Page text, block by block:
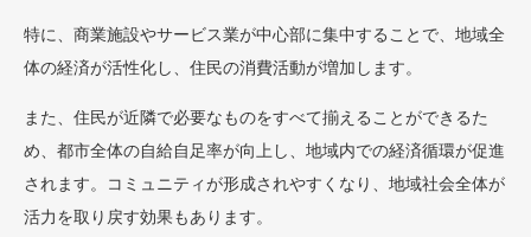
特に、商業施設やサービス業が中心部に集中することで、地域全
体の経済が活性化し、住民の消費活動が増加します。
また、住民が近隣で必要なものをすべて揃えることができるた
め、都市全体の自給自足率が向上し、地域内での経済循環が促進
されます。コミュニティが形成されやすくなり、地域社会全体が
活力を取り戻す効果もあります。